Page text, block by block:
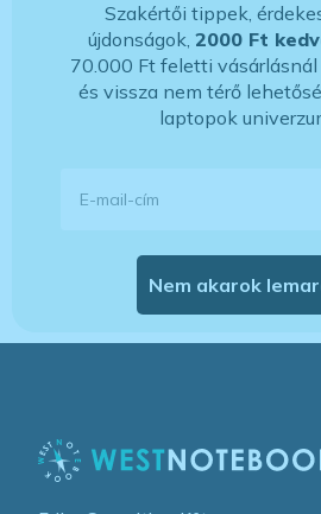
Szakértői tippek,
újdonságok, 2000 Ft
70.000 Ft feletti
és vissza nem térő
laptopok